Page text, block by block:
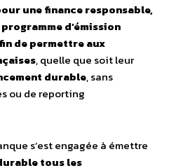
une finance responsable,
programme d’émission
de permettre aux
, quelle que soit leur
durable, sans
ou de reporting
s’est engagée à émettre
tous les